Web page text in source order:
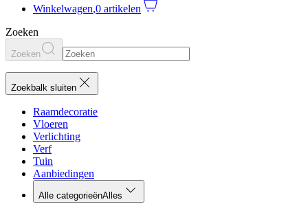
Winkelwagen,0 artikelen
Zoeken
Zoeken
Zoekbalk sluiten
Raamdecoratie
Vloeren
Verlichting
Verf
Tuin
Aanbiedingen
Alle categorieënAlles